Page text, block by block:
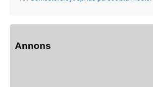
Annons